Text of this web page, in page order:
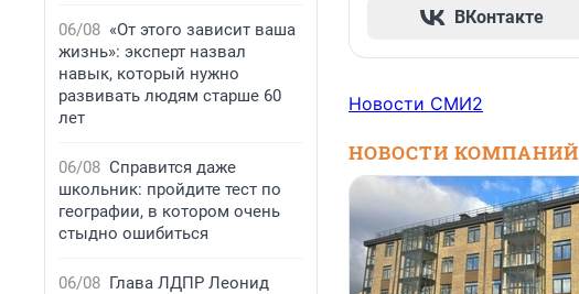
06/08 «От этого зависит ваша
жизнь»: эксперт назвал
навык, который нужно
развивать людям старше 60
лет
06/08 Справится даже
школьник: пройдите тест по
географии, в котором очень
стыдно ошибиться
06/08 Глава ЛДПР Леонид
ВКонтакте
Новости СМИ2
НОВОСТИ КОМПАНИЙ